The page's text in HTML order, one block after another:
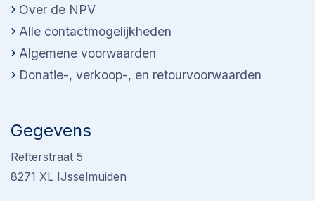
Over de NPV
Alle contactmogelijkheden
Algemene voorwaarden
Donatie-, verkoop-, en retourvoorwaarden
Gegevens
Refterstraat 5
8271 XL IJsselmuiden